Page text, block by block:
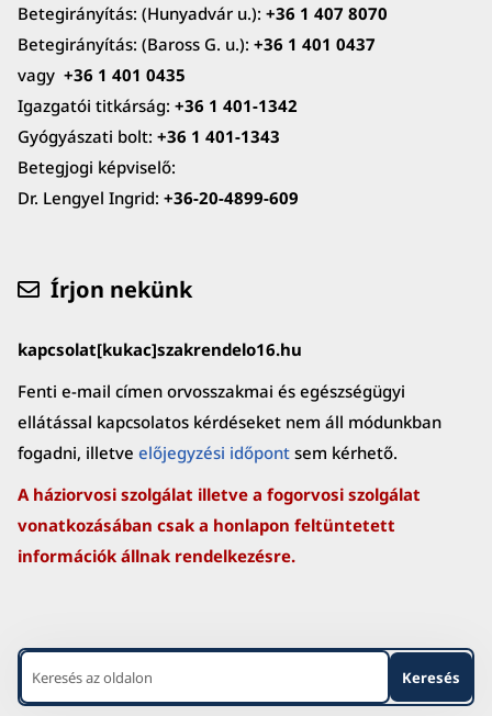
Betegirányítás: (Hunyadvár u.): +36 1 407 8070
Betegirányítás: (Baross G. u.): +36 1 401 0437
vagy +36 1 401 0435
Igazgatói titkárság: +36 1 401-1342
Gyógyászati bolt: +36 1 401-1343
Betegjogi képviselő:
Dr. Lengyel Ingrid: +36-20-4899-609
Írjon nekünk
kapcsolat[kukac]szakrendelo16.hu
Fenti e-mail címen orvosszakmai és egészségügyi
ellátással kapcsolatos kérdéseket nem áll módunkban
fogadni, illetve előjegyzési időpontsem kérhető.
A háziorvosi szolgálat illetve a fogorvosi szolgálat
vonatkozásában csak a honlapon feltüntetett
információk állnak rendelkezésre.